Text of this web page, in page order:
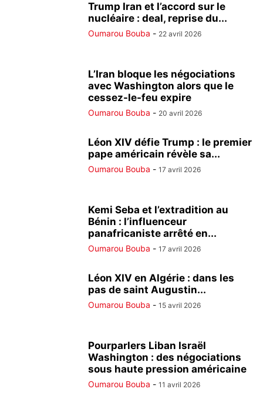
Trump Iran et l’accord sur le
nucléaire : deal, reprise du...
Oumarou Bouba - 22 avril 2026
L’Iran bloque les négociations
avec Washington alors que le
cessez-le-feu expire
Oumarou Bouba - 20 avril 2026
Léon XIV défie Trump : le premier
pape américain révèle sa...
Oumarou Bouba - 17 avril 2026
Kemi Seba et l’extradition au
Bénin : l’influenceur
panafricaniste arrêté en...
Oumarou Bouba - 17 avril 2026
Léon XIV en Algérie : dans les
pas de saint Augustin...
Oumarou Bouba - 15 avril 2026
Pourparlers Liban Israël
Washington : des négociations
sous haute pression américaine
Oumarou Bouba - 11 avril 2026